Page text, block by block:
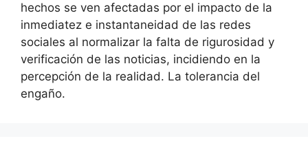
hechos se ven afectadas por el impacto de la
inmediatez e instantaneidad de las redes
sociales al normalizar la falta de rigurosidad y
verificación de las noticias, incidiendo en la
percepción de la realidad. La tolerancia del
engaño.